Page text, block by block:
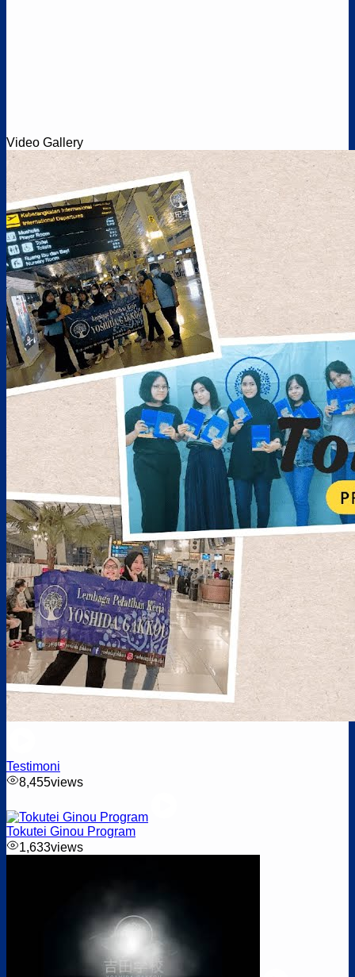
Job Pertanian – Prefektur Miyazaki (UDP)
Job Pengolahan Makanan – Yokohama, Prefektur Kanagawa
Video Gallery
Testimoni
8,455views
Tokutei Ginou Program
1,633views